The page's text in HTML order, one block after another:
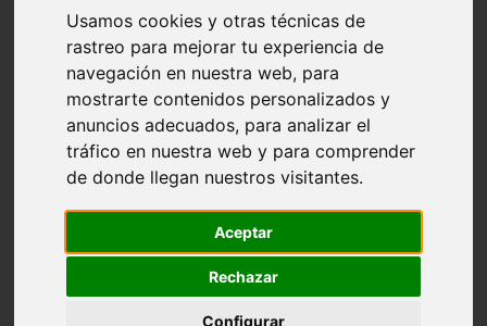
Usamos cookies y otras técnicas de
rastreo para mejorar tu experiencia de
navegación en nuestra web, para
mostrarte contenidos personalizados y
anuncios adecuados, para analizar el
tráfico en nuestra web y para comprender
de donde llegan nuestros visitantes.
Aceptar
Rechazar
Configurar
amy winehouse
anne marie
aretha franklin
ariana grande
atb
ava max
avicii
backstreet boys
bastille
bebe rexha
beyonce